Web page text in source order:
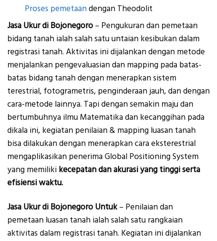
Proses pemetaandengan Theodolit
Jasa Ukur di Bojonegoro – Pengukuran dan pemetaan
bidang tanah ialah salah satu untaian kesibukan dalam
registrasi tanah. Aktivitas ini dijalankan dengan metode
menjalankan pengevaluasian dan mapping pada batas-
batas bidang tanah dengan menerapkan sistem
terestrial, fotogrametris, penginderaan jauh, dan dengan
cara-metode lainnya. Tapi dengan semakin maju dan
bertumbuhnya ilmu Matematika dan kecanggihan pada
dikala ini, kegiatan penilaian & mapping luasan tanah
bisa dilakukan dengan menerapkan cara eksterestrial
mengaplikasikan penerima Global Positioning System
yang memiliki kecepatan dan akurasi yang tinggi serta
efisiensi waktu.
Jasa Ukur di Bojonegoro Untuk– Penilaian dan
pemetaan luasan tanah ialah salah satu rangkaian
aktivitas dalam registrasi tanah. Kegiatan ini dijalankan